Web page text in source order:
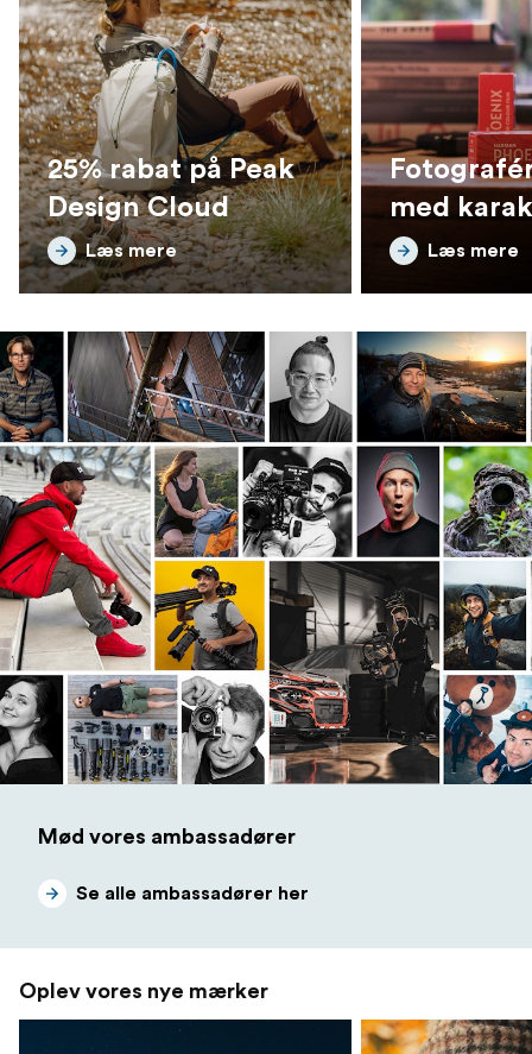
25% rabat på Peak
Design Cloud
Læs mere
med
Læs mere
Mød vores ambassadører
Se alle ambassadører her
Oplev vores nye mærker